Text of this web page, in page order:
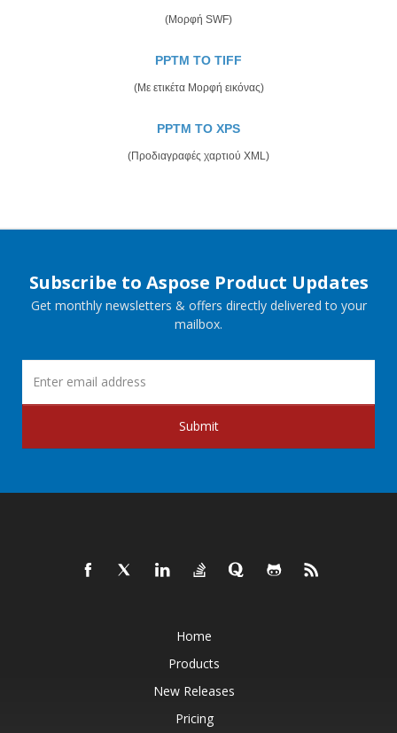
(Μορφή SWF)
PPTM TO TIFF
(Με ετικέτα Μορφή εικόνας)
PPTM TO XPS
(Προδιαγραφές χαρτιού XML)
Subscribe to Aspose Product Updates
Get monthly newsletters & offers directly delivered to your
mailbox.
Submit
Home
Products
New Releases
Pricing